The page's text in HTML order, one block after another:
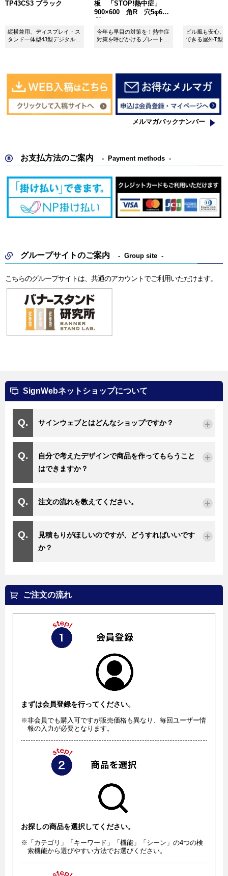
TP43CS3 ブラック
縦横兼用、ディスプレイ・ス
タンド一体型43型デジタルサ
板 「STOP!熱中症」
900×600 角R 穴5φ6カ
今年も早目の対策を！熱中症
対策を呼びかけるプレート看
ビル風も安心、
できる屋外T型
メルマガバックナンバー
お支払方法のご案内 Payment methods
グループサイトのご案内 Group site
こちらのグループサイトは、共通のアカウントでご利用いただけます。
SignWebネットショップについて
サインウェブとはどんなショップですか？
自分で考えたデザインで商品を作ってもらうこと
はできますか？
注文の流れを教えてください。
見積もりがほしいのですが、どうすればいいです
か？
ご注文の流れ
まずは会員登録を行ってください。
※非会員でも購入可ですが販売価格も異なり、毎回ユーザー情
報の入力が必要となります。
お探しの商品を選択してください。
※「カテゴリ」「キーワード」「機能」「シーン」の4つの検
索機能から選びやすい方法でお選びください。